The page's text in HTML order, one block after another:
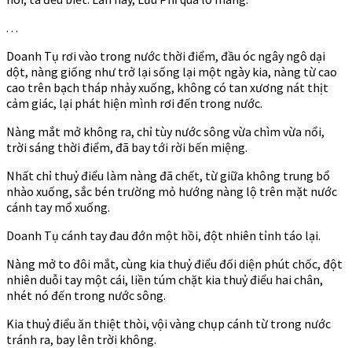
. . .
Doanh Tụ rơi vào trong nước thời điểm, đầu óc ngây ngô dại
dột, nàng giống như trở lại sống lại một ngày kia, nàng từ cao
cao trên bạch tháp nhảy xuống, không có tan xương nát thịt
cảm giác, lại phát hiện mình rơi đến trong nước.
Nàng mắt mở không ra, chỉ tùy nước sông vừa chìm vừa nổi,
trời sáng thời điểm, đã bay tới rời bến miệng.
Nhất chỉ thuỷ điểu làm nàng đã chết, từ giữa không trung bổ
nhào xuống, sắc bén trường mỏ hướng nàng lộ trên mặt nước
cánh tay mổ xuống.
Doanh Tụ cánh tay đau đớn một hồi, đột nhiên tỉnh táo lại.
Nàng mở to đôi mắt, cùng kia thuỷ điểu đối diện phút chốc, đột
nhiên duỗi tay một cái, liền túm chặt kia thuỷ điểu hai chân,
nhét nó đến trong nước sông.
Kia thuỷ điểu ăn thiệt thòi, vội vàng chụp cánh từ trong nước
tránh ra, bay lên trời không.